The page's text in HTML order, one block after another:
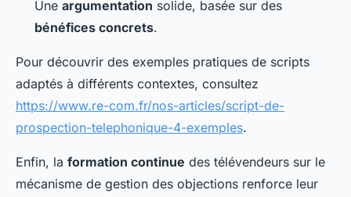
Une argumentation solide, basée sur des
bénéfices concrets.
Pour découvrir des exemples pratiques de scripts
adaptés à différents contextes, consultez
https://www.re-com.fr/nos-articles/script-de-
prospection-telephonique-4-exemples.
Enfin, la formation continue des télévendeurs sur le
mécanisme de gestion des objections renforce leur